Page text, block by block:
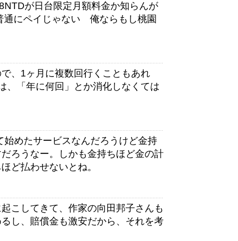
が日台限定月額料金か知らんが
通にペイじゃない 俺ならもし桃園
、1ヶ月に複数回行くこともあれ
、「年に何回」とか消化しなくては
めたサービスなんだろうけど金持
ろうなー。しかも金持ちほど金の計
ど払わせないとね。
こしてきて、作家の向田邦子さんも
し、賠償金も激安だから、それを考